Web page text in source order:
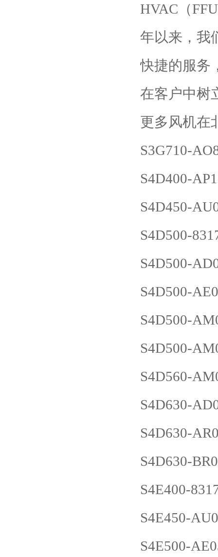
HVAC（
年以来，我
快捷的服务
在客户中树
更多风机在
S3G710-
S4D400-
S4D450-
S4D500-
S4D500-
S4D500-
S4D500-
S4D500-
S4D560-
S4D630-
S4D630-
S4D630-
S4E400-
S4E450-
S4E500-